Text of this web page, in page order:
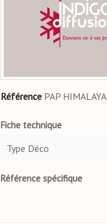
Référence PAP HIMALAYA
Fiche technique
Type Déco
Référence spécifique